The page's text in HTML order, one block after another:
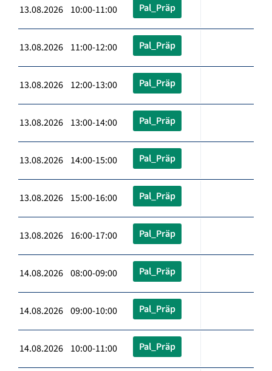
13.08.2026 10:00-11:00 Pal_Präp
13.08.2026 11:00-12:00 Pal_Präp
13.08.2026 12:00-13:00 Pal_Präp
13.08.2026 13:00-14:00 Pal_Präp
13.08.2026 14:00-15:00 Pal_Präp
13.08.2026 15:00-16:00 Pal_Präp
13.08.2026 16:00-17:00 Pal_Präp
14.08.2026 08:00-09:00 Pal_Präp
14.08.2026 09:00-10:00 Pal_Präp
14.08.2026 10:00-11:00 Pal_Präp